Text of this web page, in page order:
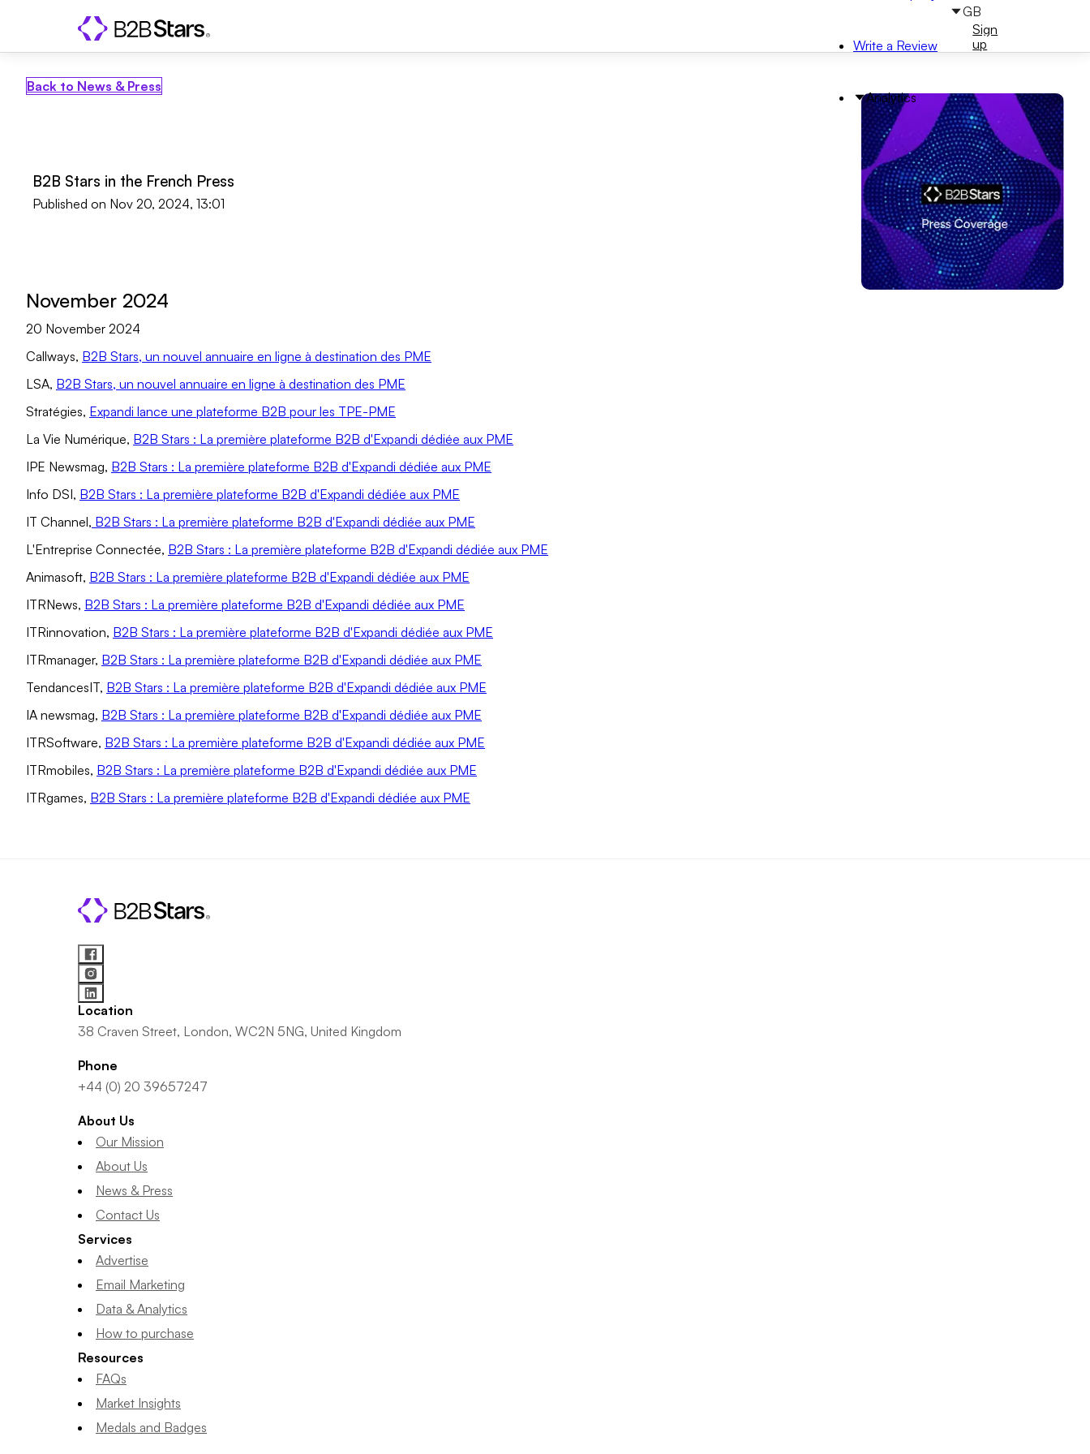
Write a Review
Analytics
GB
in
Sign
up
Back to News & Press
B2B Stars in the French Press
Published on Nov 20, 2024, 13:01
November 2024
20 November 2024
Callways, B2B Stars, un nouvel annuaire en ligne à destination des PME
LSA, B2B Stars, un nouvel annuaire en ligne à destination des PME
Stratégies, Expandi lance une plateforme B2B pour les TPE-PME
La Vie Numérique, B2B Stars : La première plateforme B2B d'Expandi dédiée aux PME
IPE Newsmag, B2B Stars : La première plateforme B2B d'Expandi dédiée aux PME
Info DSI, B2B Stars : La première plateforme B2B d'Expandi dédiée aux PME
IT Channel, B2B Stars : La première plateforme B2B d'Expandi dédiée aux PME
L'Entreprise Connectée, B2B Stars : La première plateforme B2B d'Expandi dédiée aux PME
Animasoft, B2B Stars : La première plateforme B2B d'Expandi dédiée aux PME
ITRNews, B2B Stars : La première plateforme B2B d'Expandi dédiée aux PME
ITRinnovation, B2B Stars : La première plateforme B2B d'Expandi dédiée aux PME
ITRmanager, B2B Stars : La première plateforme B2B d'Expandi dédiée aux PME
TendancesIT, B2B Stars : La première plateforme B2B d'Expandi dédiée aux PME
IA newsmag, B2B Stars : La première plateforme B2B d'Expandi dédiée aux PME
ITRSoftware, B2B Stars : La première plateforme B2B d'Expandi dédiée aux PME
ITRmobiles, B2B Stars : La première plateforme B2B d'Expandi dédiée aux PME
ITRgames, B2B Stars : La première plateforme B2B d'Expandi dédiée aux PME
Location
38 Craven Street, London, WC2N 5NG, United Kingdom
Phone
+44 (0) 20 39657247
About Us
Our Mission
About Us
News & Press
Contact Us
Services
Advertise
Email Marketing
Data & Analytics
How to purchase
Resources
FAQs
Market Insights
Medals and Badges